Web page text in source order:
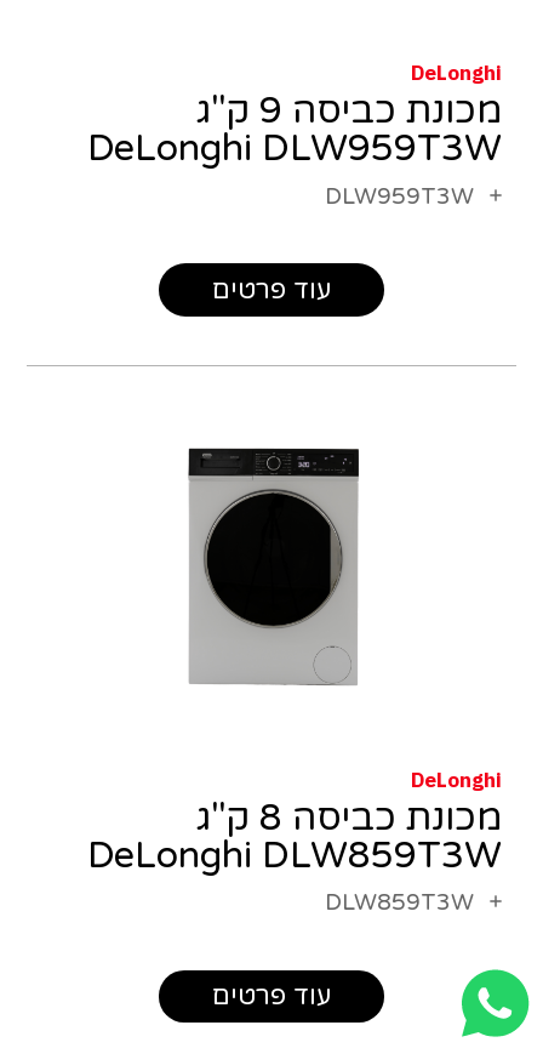
DeLonghi
מכונת כביסה 9 ק"ג
DeLonghi DLW959T3W
DLW959T3W
עוד פרטים
DeLonghi
מכונת כביסה 8 ק"ג
DeLonghi DLW859T3W
DLW859T3W
עוד פרטים